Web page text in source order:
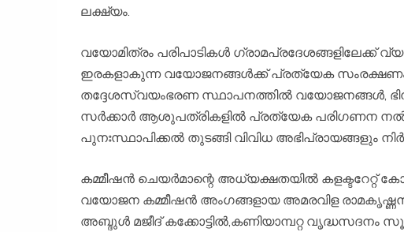
ലക്ഷ്യം.
വയോമിത്രം പരിപാടികള്‍
ഇരകളാകുന്ന വയോജനങ്ങള്‍ക്ക് പ്രത്യേക സംരക്ഷണം
തദ്ദേശസ്വയംഭരണ സ്ഥാപനത്തില്‍ വയോജനങ്ങള്‍,
സര്‍ക്കാര്‍ ആശുപത്രികളില്‍ പ്രത്യേക പരിഗണന
പുനഃസ്ഥാപിക്കല്‍ തുടങ്ങി വിവിധ അഭിപ്രായങ്ങളും
കമ്മീഷന്‍ ചെയര്‍മാന്റെ അധ്യക്ഷതയില്‍
വയോജന കമ്മീഷന്‍ അംഗങ്ങളായ അമരവിള
അബ്ദുള്‍ മജീദ് കക്കോട്ടില്‍,കണിയാമ്പറ്റ വൃദ്ധസദനം